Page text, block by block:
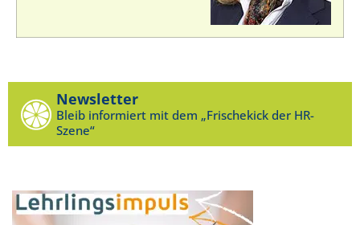
Newsletter
Bleib informiert mit dem „Frischekick der HR-
Szene“